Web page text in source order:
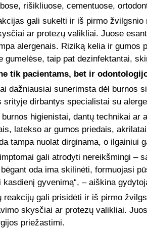
rišikliuose, cementuose,
gali sukelti ir iš pirmo
ar protezų valikliai. Juose
alergenais. Riziką kelia ir gumos
gumelėse, taip pat dezinfektantai,
tik pacientams, bet ir
dažniausiai sunerimsta dėl burnos
srityje dirbantys specialistai su
burnos higienistai, dantų technikai ar
latekso ar gumos priedais,
tampa nuolat dirginama, o ilgainiui
gali atrodyti nereikšmingi –
oda ima skilinėti, formuojasi
kasdienį gyvenimą“, – aiškina
reakcijų gali prisidėti ir iš pirmo
skysčiai ar protezų valikliai.
priežastimi.